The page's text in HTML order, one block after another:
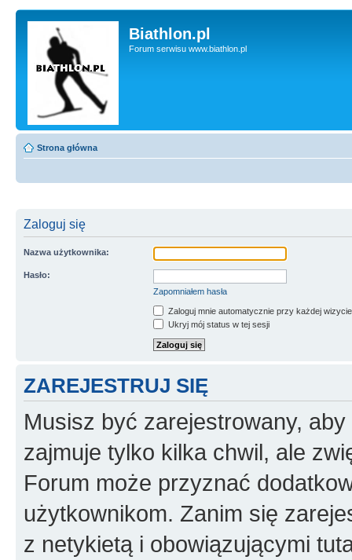
Biathlon.pl
Forum serwisu www.biathlon.pl
Strona główna
Zaloguj się
Nazwa użytkownika:
Hasło:
Zapomniałem hasła
Zaloguj mnie automatycznie przy każdej wizycie
Ukryj mój status w tej sesji
ZAREJESTRUJ SIĘ
Musisz być zarejestrowany,
zajmuje tylko kilka chwil, ale
Forum może przyznać
użytkownikom. Zanim się
z netykietą i obowiązującymi